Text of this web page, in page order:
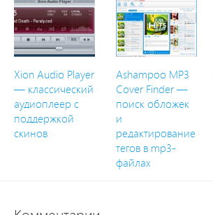
Xion Audio Player
— классический
аудиоплеер с
поддержкой
скинов
Ashampoo MP3
Cover Finder —
поиск обложек
и
редактирование
тегов в mp3-
файлах